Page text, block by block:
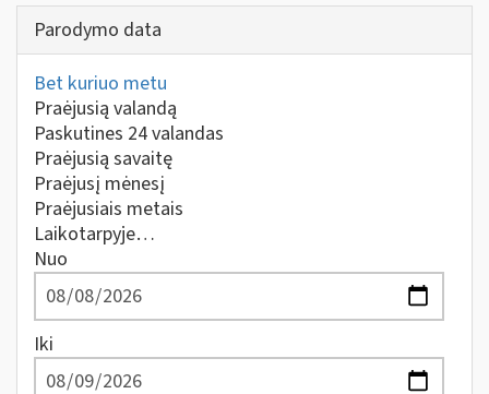
Parodymo data
Bet kuriuo metu
Praėjusią valandą
Paskutines 24 valandas
Praėjusią savaitę
Praėjusį mėnesį
Praėjusiais metais
Laikotarpyje…
Nuo
Iki